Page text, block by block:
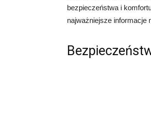
bezpieczeństwa i
najważniejsze informacje